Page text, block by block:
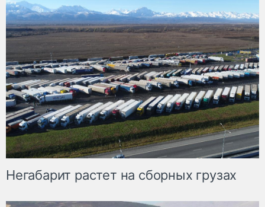
Негабарит растет на сборных грузах